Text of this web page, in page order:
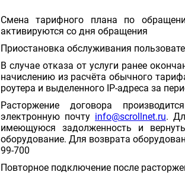
Смена тарифного плана по
активируются со дня обращения
Приостановка обслуживания
В случае отказа от услуги ранее
начислению из расчёта обычного
роутера и выделенного IP-адреса за
Расторжение договора
электронную почту info@scrollnet.ru.
имеющуюся задолженность и
оборудование. Для возврата
99-700
Повторное подключение после